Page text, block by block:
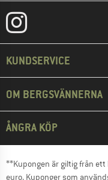
KUNDSERVICE
OM BERGSVÄNNERNA
ÅNGRA KÖP
**Kupongen är giltig från
euro. Kuponger som